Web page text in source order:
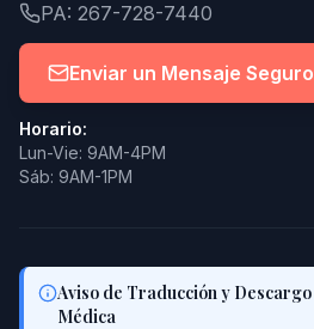
PA: 267-728-7440
Enviar un Mensaje Seguro
Horario:
Lun-Vie: 9AM-4PM
Sáb: 9AM-1PM
Aviso de Traducción y
Médica